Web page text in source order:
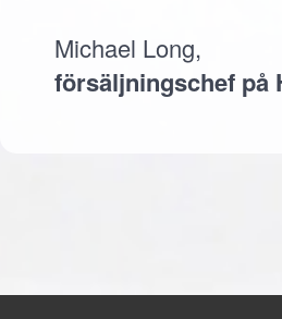
Michael Long,
försäljningschef på